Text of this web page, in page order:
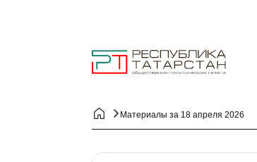
Материалы за 18 апреля 2026